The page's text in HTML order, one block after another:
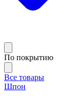
По покрытию
Все товары
Шпон